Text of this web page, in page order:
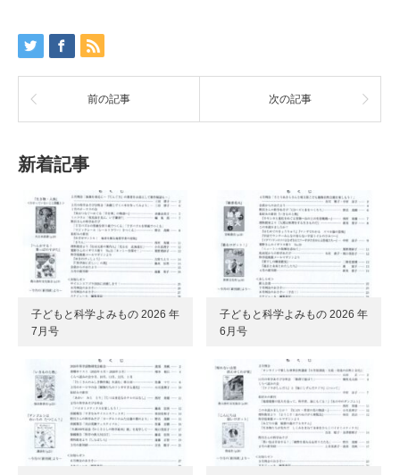
前の記事 次の記事
新着記事
子どもと科学よみもの 2026 年
7月号
子どもと科学よみもの 2026 年
6月号